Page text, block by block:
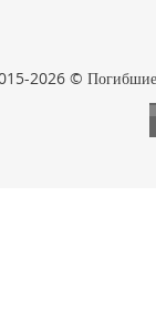
2026 ©